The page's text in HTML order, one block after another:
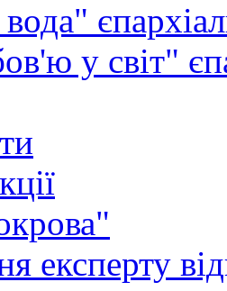
у світ"
експерту